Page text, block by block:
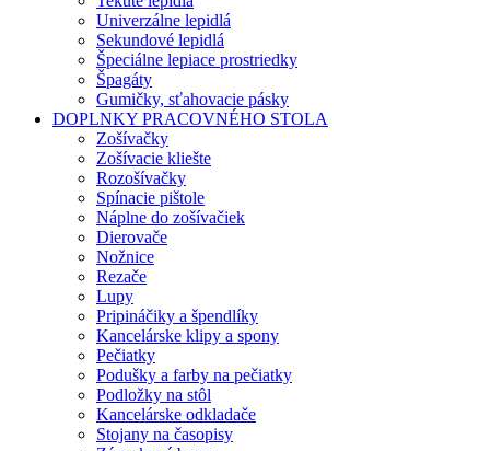
Univerzálne lepidlá
Sekundové lepidlá
Špeciálne lepiace prostriedky
Špagáty
Gumičky, sťahovacie pásky
DOPLNKY PRACOVNÉHO STOLA
Zošívačky
Zošívacie kliešte
Rozošívačky
Spínacie pištole
Náplne do zošívačiek
Dierovače
Nožnice
Rezače
Lupy
Pripináčiky a špendlíky
Kancelárske klipy a spony
Pečiatky
Podušky a farby na pečiatky
Podložky na stôl
Kancelárske odkladače
Stojany na časopisy